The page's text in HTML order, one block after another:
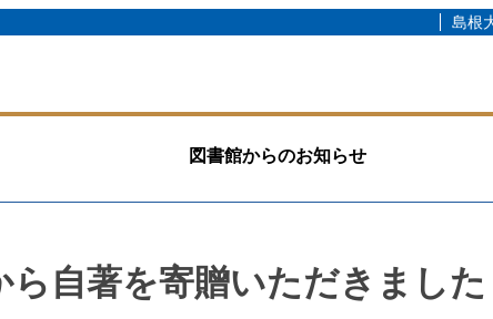
島根
図書館からのお知らせ
ら自著を寄贈いただきました